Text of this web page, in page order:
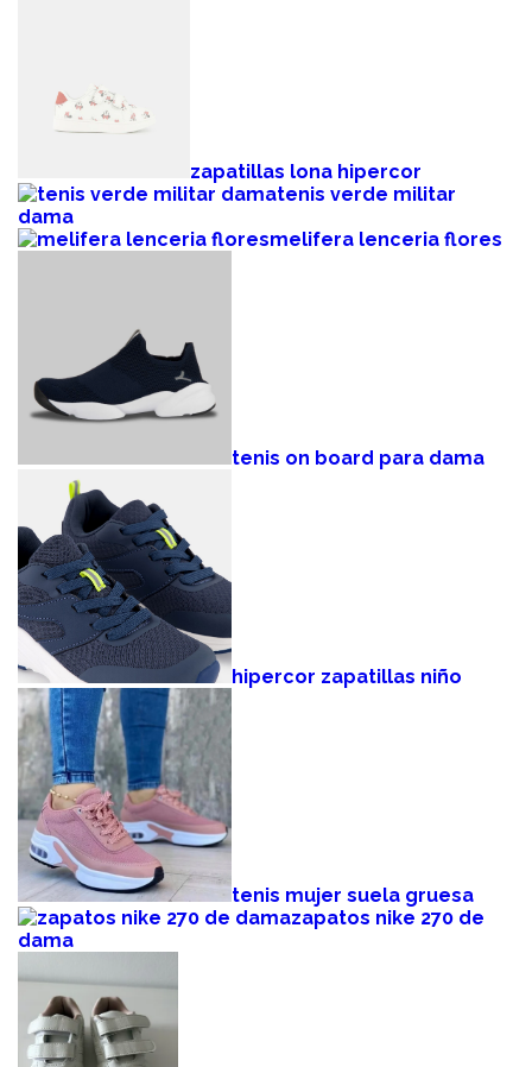
zapatillas lona hipercor
tenis verde militar
dama
melifera lenceria flores
tenis on board para dama
hipercor zapatillas niño
tenis mujer suela gruesa
zapatos nike 270 de
dama